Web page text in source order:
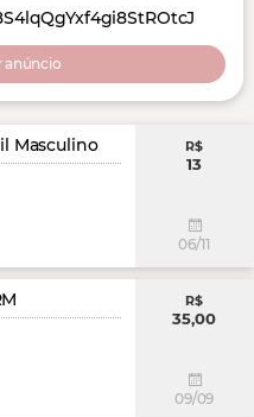
anúncio
Masculino R$
13
06/11
R$
35,00
09/09